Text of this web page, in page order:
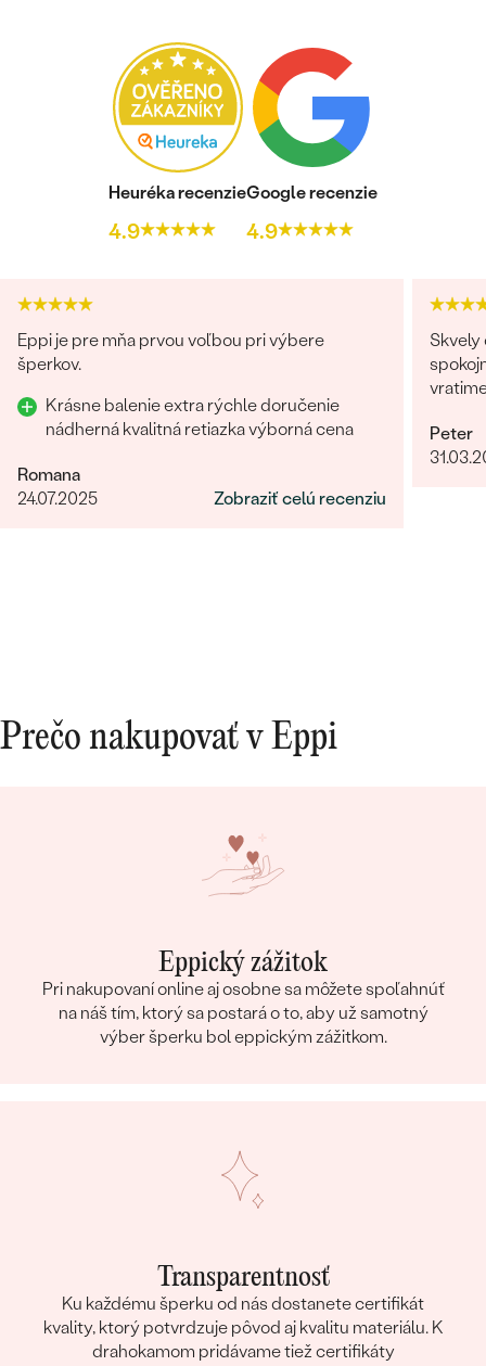
Heuréka recenzie
4.9
Google recenzie
4.9
Eppi je pre mňa prvou voľbou pri výbere
šperkov.
Krásne balenie extra rýchle doručenie
nádherná kvalitná retiazka výborná cena
Romana
24.07.2025
Zobraziť celú recenziu
Peter
Prečo nakupovať v Eppi
Eppický zážitok
Pri nakupovaní online aj osobne sa môžete spoľahnúť
na náš tím, ktorý sa postará o to, aby už samotný
výber šperku bol eppickým zážitkom.
Transparentnosť
Ku každému šperku od nás dostanete certifikát
kvality, ktorý potvrdzuje pôvod aj kvalitu materiálu. K
drahokamom pridávame tiež certifikáty